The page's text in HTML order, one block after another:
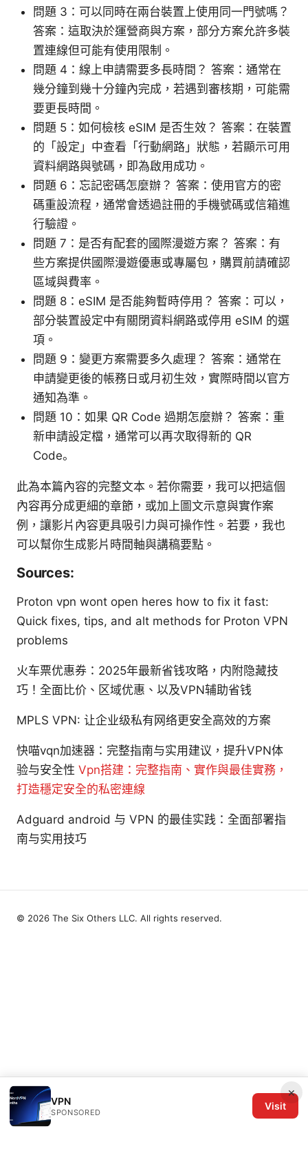
問題 3：可以同時在兩台裝置上使用同一門號嗎？
答案：這取決於運營商與方案，部分方案允許多裝
置連線但可能有使用限制。
問題 4：線上申請需要多長時間？ 答案：通常在
幾分鐘到幾十分鐘內完成，若遇到審核期，可能需
要更長時間。
問題 5：如何檢核 eSIM 是否生效？ 答案：在裝置
的「設定」中查看「行動網路」狀態，若顯示可用
資料網路與號碼，即為啟用成功。
問題 6：忘記密碼怎麼辦？ 答案：使用官方的密
碼重設流程，通常會透過註冊的手機號碼或信箱進
行驗證。
問題 7：是否有配套的國際漫遊方案？ 答案：有
些方案提供國際漫遊優惠或專屬包，購買前請確認
區域與費率。
問題 8：eSIM 是否能夠暫時停用？ 答案：可以，
部分裝置設定中有關閉資料網路或停用 eSIM 的選
項。
問題 9：變更方案需要多久處理？ 答案：通常在
申請變更後的帳務日或月初生效，實際時間以官方
通知為準。
問題 10：如果 QR Code 過期怎麼辦？ 答案：重
新申請設定檔，通常可以再次取得新的 QR
Code。
此為本篇內容的完整文本。若你需要，我可以把這個
內容再分成更細的章節，或加上圖文示意與實作案
例，讓影片內容更具吸引力與可操作性。若要，我也
可以幫你生成影片時間軸與講稿要點。
Sources:
Proton vpn wont open heres how to fix it fast:
Quick fixes, tips, and alt methods for Proton VPN
problems
火车票优惠券：2025年最新省钱攻略，内附隐藏技
巧！全面比价、区域优惠、以及VPN辅助省钱
MPLS VPN: 让企业级私有网络更安全高效的方案
快喵vqn加速器：完整指南与实用建议，提升VPN体
验与安全性 Vpn搭建：完整指南、實作與最佳實務，
打造穩定安全的私密連線
Adguard android 与 VPN 的最佳实践：全面部署指
南与实用技巧
×
VPN
SPONSORED
Visit
© 2026 The Six Others LLC. All rights reserved.